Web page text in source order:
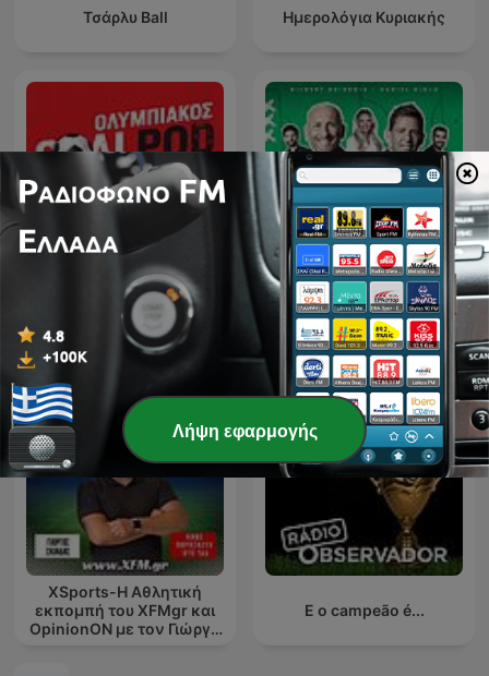
Τσάρλυ Ball Ημερολόγια Κυριακής
GoalPod Ολυμπιακός, με
τον Νίκο Σταματέλο
L'After Foot
XSports-Η Αθλητική
εκπομπή του XFMgr και
OpinionΟΝ με τον Γιώργο
E o campeão é...
Λήψη εφαρμογής